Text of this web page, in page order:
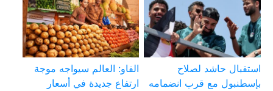
استقبال حاشد لصلاح
بإسطنبول مع قرب انضمامه
الفاو: العالم سيواجه موجة
ارتفاع جديدة في أسعار